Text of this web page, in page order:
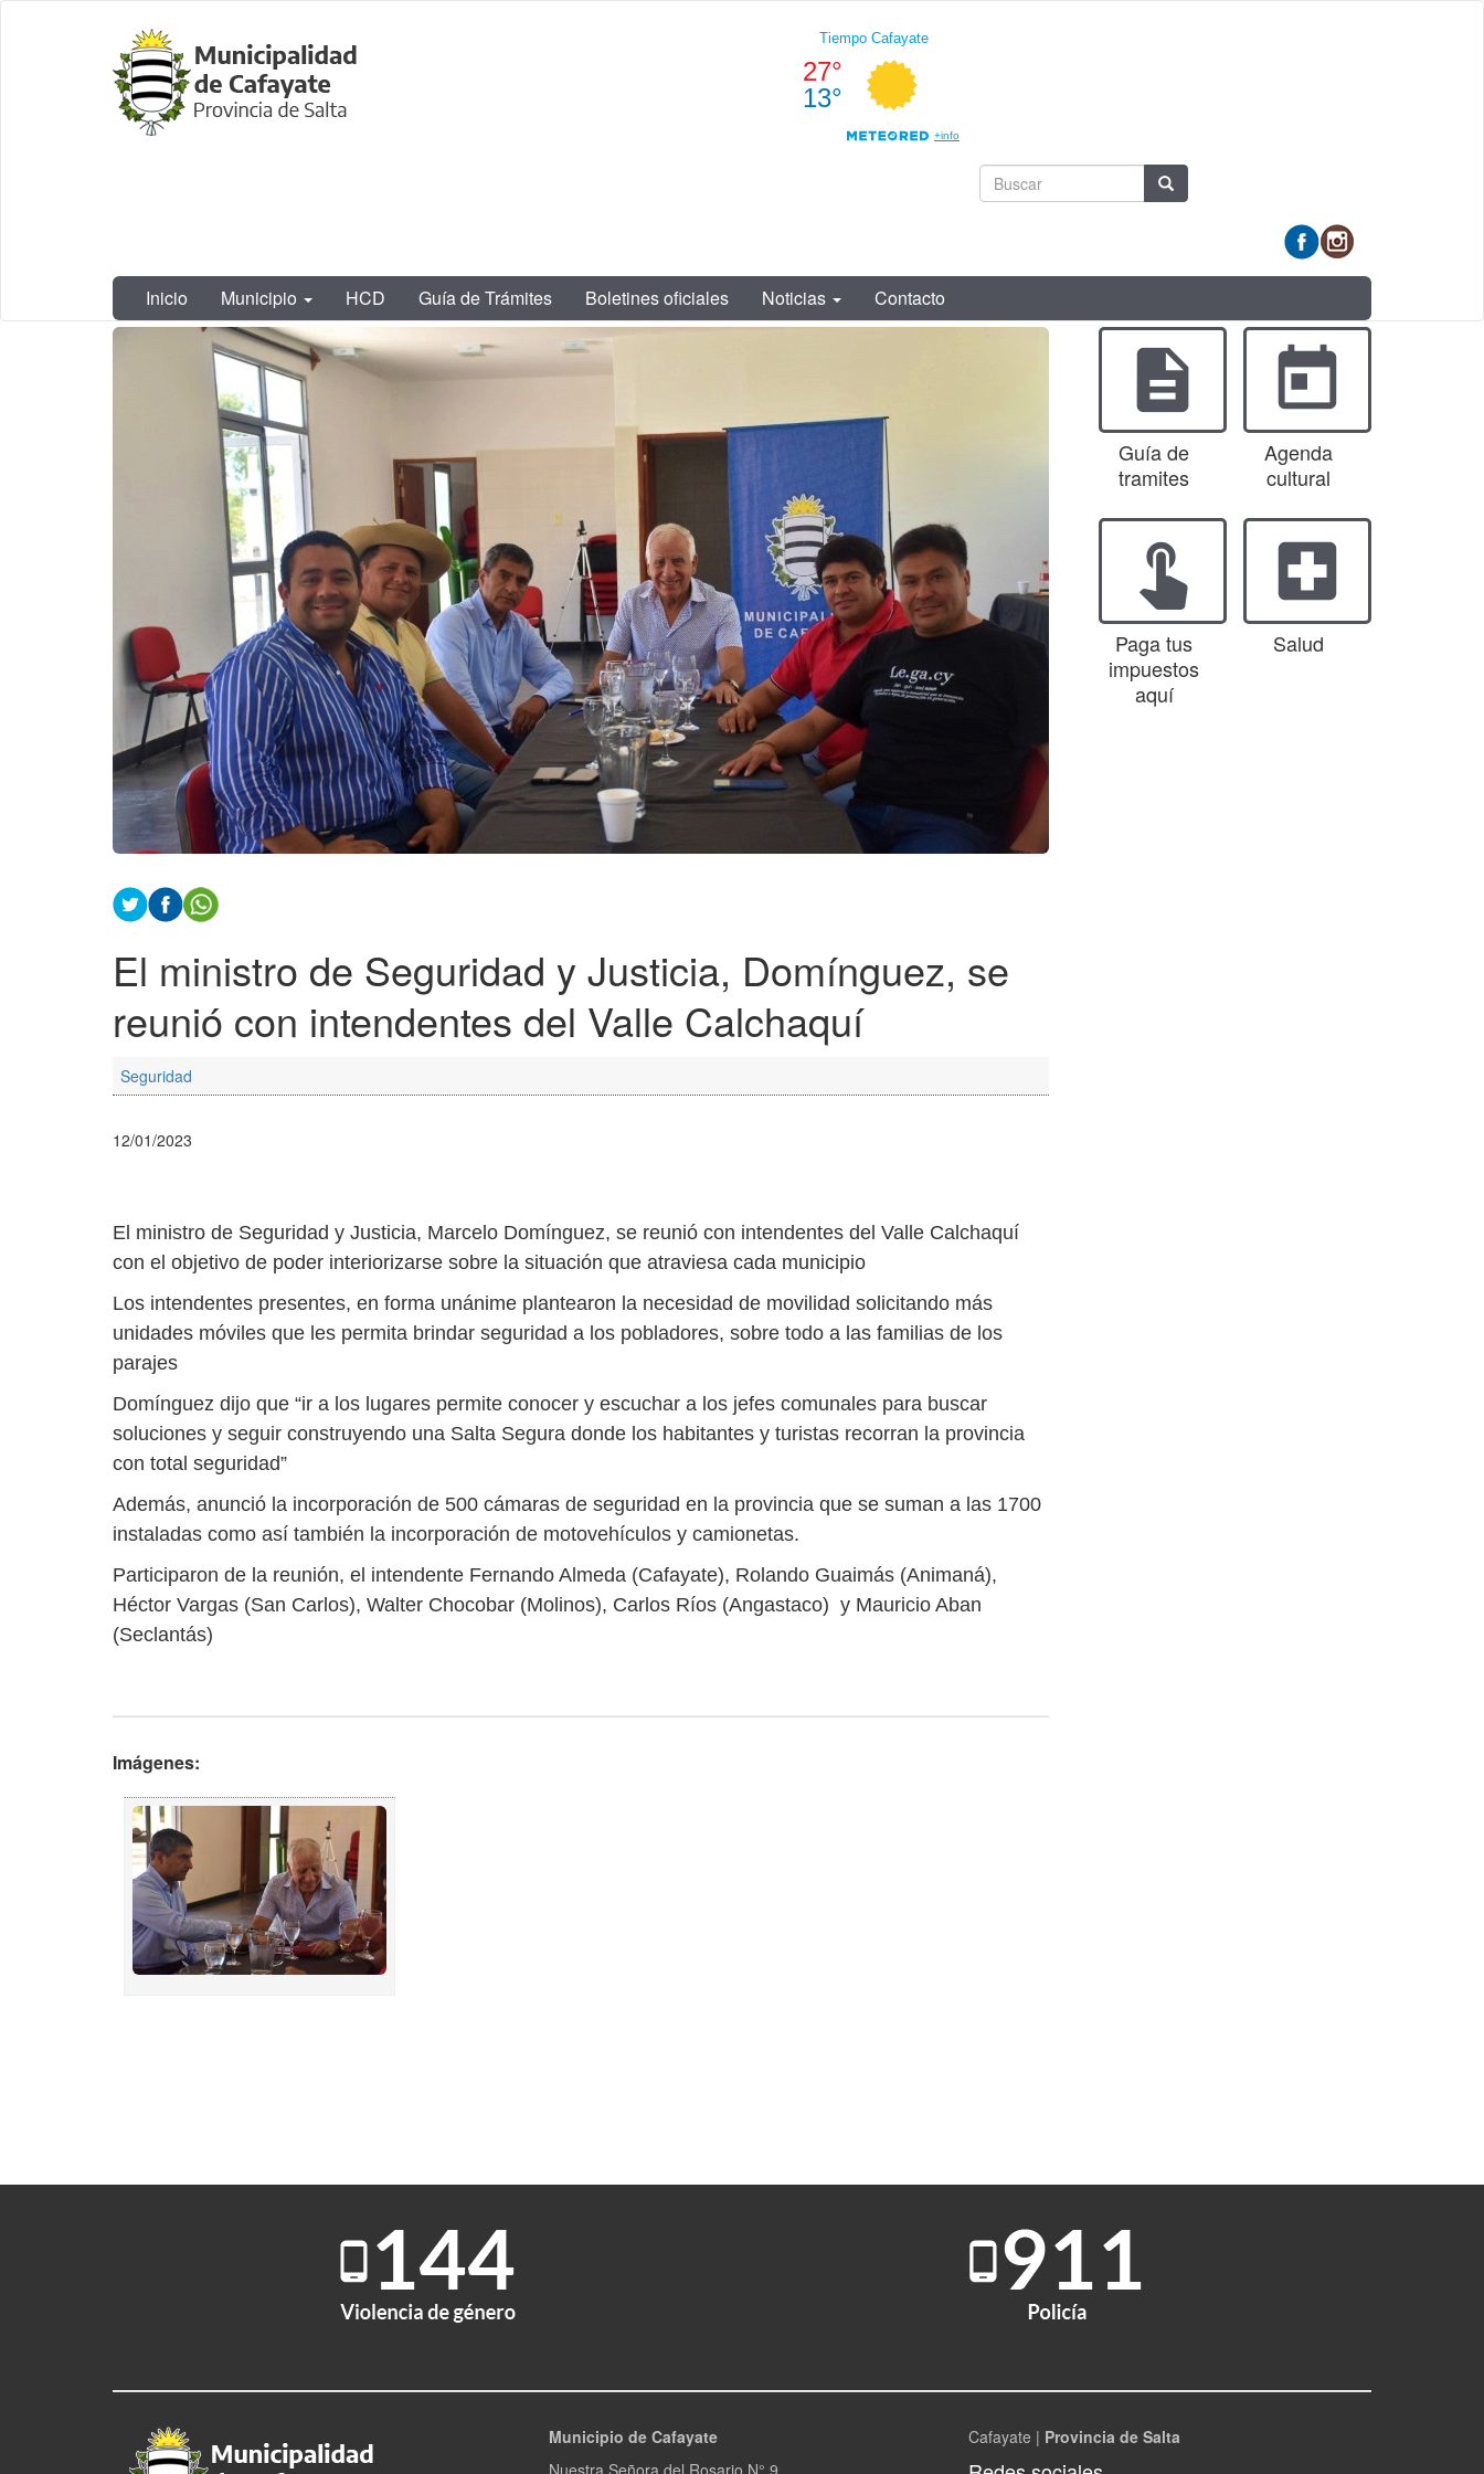
Municipalidad
de Cafayate,
Salta
Formulario
búsqueda
Inicio Municipio HCD Guía de Trámites Boletines oficiales Noticias Contacto
Contenido
principal
El ministro de Seguridad y Justicia, Domínguez, se
reunió con intendentes del Valle Calchaquí
Seguridad
12/01/2023
El ministro de Seguridad y Justicia, Marcelo Domínguez, se reunió con intendentes del Valle Calchaquí
con el objetivo de poder interiorizarse sobre la situación que atraviesa cada municipio
Los intendentes presentes, en forma unánime plantearon la necesidad de movilidad solicitando más
unidades móviles que les permita brindar seguridad a los pobladores, sobre todo a las familias de los
parajes
Domínguez dijo que “ir a los lugares permite conocer y escuchar a los jefes comunales para buscar
soluciones y seguir construyendo una Salta Segura donde los habitantes y turistas recorran la provincia
con total seguridad”
Además, anunció la incorporación de 500 cámaras de seguridad en la provincia que se suman a las 1700
instaladas como así también la incorporación de motovehículos y camionetas.
Participaron de la reunión, el intendente Fernando Almeda (Cafayate), Rolando Guaimás (Animaná),
Héctor Vargas (San Carlos), Walter Chocobar (Molinos), Carlos Ríos (Angastaco) y Mauricio Aban
(Seclantás)
Imágenes:
description
Guía de
tramites
today
Agenda
cultural
touch_app
Paga tus
impuestos
aquí
local_hospital
Salud
Municipio de Cafayate
Nuestra Señora del Rosario N° 9
Cafayate | Provincia de Salta